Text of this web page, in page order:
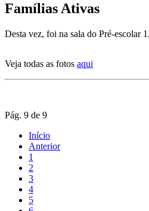
Famílias Ativas
Desta vez, foi na sala do Pré-escolar
Veja todas as fotos aqui
Pág. 9 de 9
Início
Anterior
1
2
3
4
5